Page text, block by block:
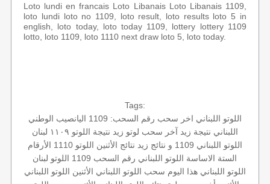
Loto lundi en francais Loto Libanais Loto Libanais 1109,
loto lundi loto no 1109, loto result, loto results loto 5 in
english, loto today, loto today 1109, lottery lottery 1109
lotto, loto 1109, loto 1110 next draw loto 5, loto today.
Tags:
اللوتو اللبناني اخر سحب رقم السحب: 1109
اليانصيب الوطني
اللبناني نتيجة زيد آخر سحب لوتو زيد نتيجة اللوتو ١١٠٩
لبنان
اللوتو اللبناني 1109 و نتائج زيد
نتائج الأثنين اللوتو 1110
الأرقام
الستة الاساسة اللوتو اللبناني رقم السحب 1109
اللوتو لبنان
اللوتو اللبناني هذا اليوم سحب اللوتو اللبناني الأثنين اللوتو اللبناني